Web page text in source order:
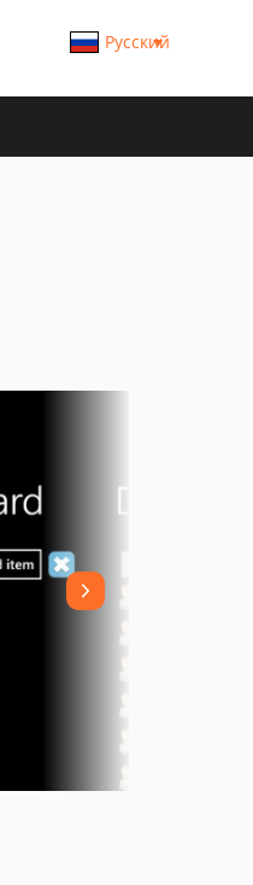
Русский